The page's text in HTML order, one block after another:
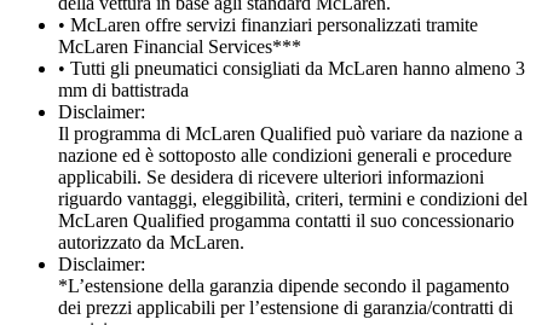
• McLaren offre servizi finanziari personalizzati tramite
McLaren Financial Services***
• Tutti gli pneumatici consigliati da McLaren hanno almeno 3
mm di battistrada
Disclaimer:
Il programma di McLaren Qualified può variare da nazione a
nazione ed è sottoposto alle condizioni generali e procedure
applicabili. Se desidera di ricevere ulteriori informazioni
riguardo vantaggi, eleggibilità, criteri, termini e condizioni del
McLaren Qualified progamma contatti il suo concessionario
autorizzato da McLaren.
Disclaimer:
*L’estensione della garanzia dipende secondo il pagamento
dei prezzi applicabili per l’estensione di garanzia/contratti di